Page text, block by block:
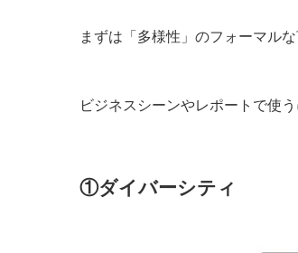
まずは「多様性」のフォーマル
ビジネスシーンやレポートで使
①ダイバーシティ